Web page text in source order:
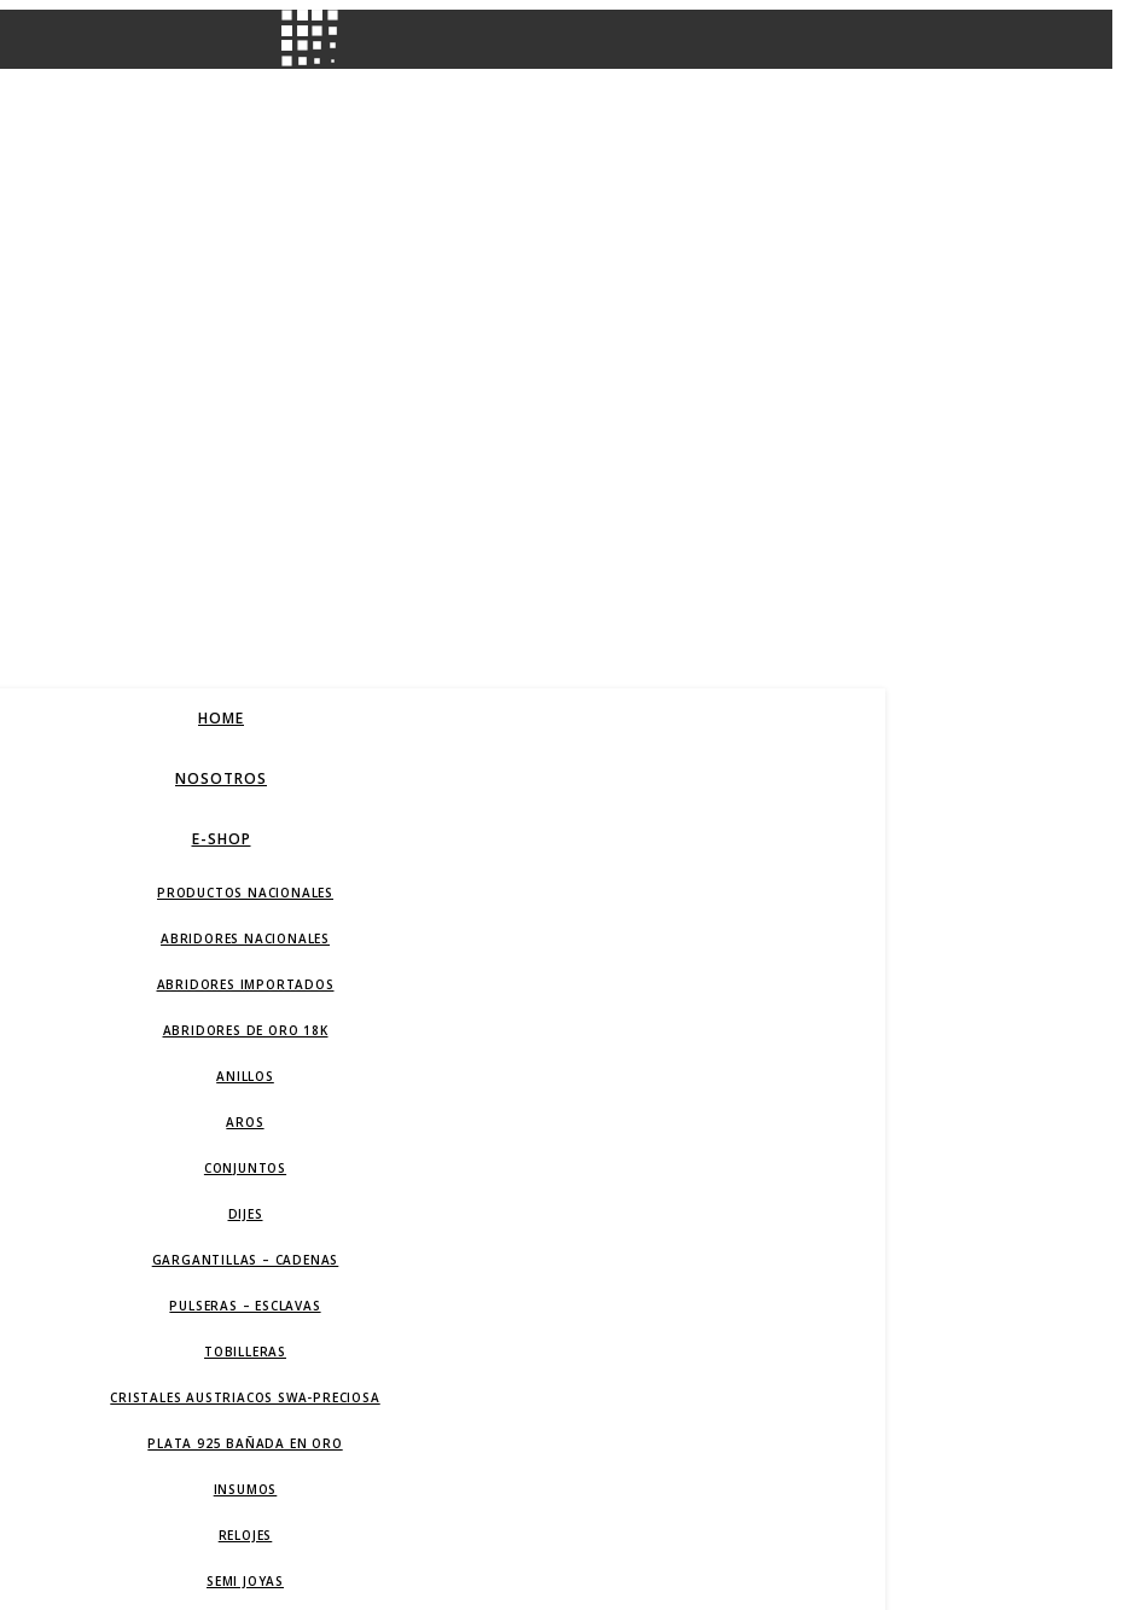
HOME
NOSOTROS
E-SHOP
PRODUCTOS NACIONALES
ABRIDORES NACIONALES
ABRIDORES IMPORTADOS
ABRIDORES DE ORO 18K
ANILLOS
AROS
CONJUNTOS
DIJES
GARGANTILLAS – CADENAS
PULSERAS – ESCLAVAS
TOBILLERAS
CRISTALES AUSTRIACOS SWA-PRECIOSA
PLATA 925 BAÑADA EN ORO
INSUMOS
RELOJES
SEMI JOYAS